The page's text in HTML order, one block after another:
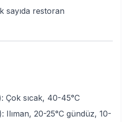
sayıda restoran
Çok sıcak, 40-45°C
Ilıman, 20-25°C gündüz, 10-